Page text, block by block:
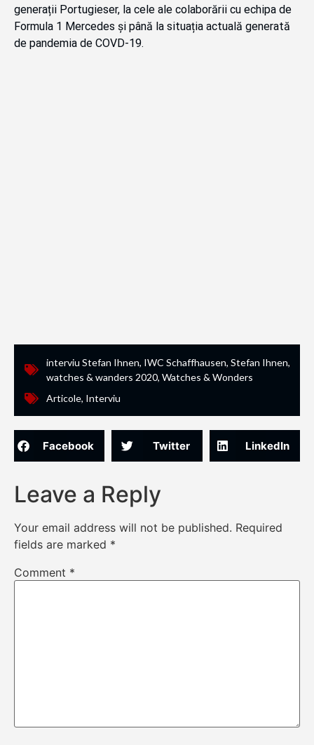
generații Portugieser, la cele ale colaborării cu echipa de
Formula 1 Mercedes și până la situația actuală generată
de pandemia de COVD-19.
interviu Stefan Ihnen, IWC Schaffhausen, Stefan Ihnen,
watches & wanders 2020, Watches & Wonders
Articole, Interviu
Facebook Twitter LinkedIn
Leave a Reply
Your email address will not be published. Required
fields are marked *
Comment *